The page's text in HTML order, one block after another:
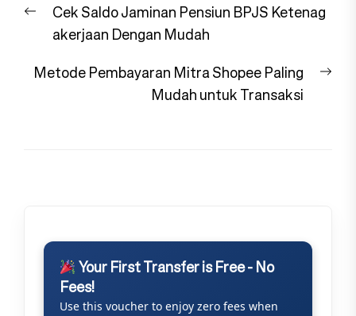
pos
Previous
post:
Cek Saldo Jaminan Pensiun BPJS Ketenag
akerjaan Dengan Mudah
Metode Pembayaran Mitra Shopee Paling
Mudah untuk Transaksi
Your First Transfer is Free - No
Fees!
Use this voucher to enjoy zero fees when